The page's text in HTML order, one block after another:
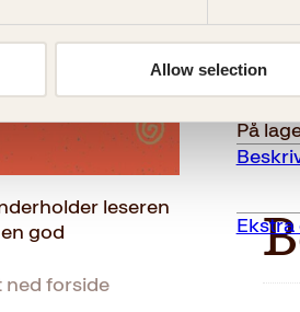
Allow selection
ned forside
leseren
god
På
Ekstra